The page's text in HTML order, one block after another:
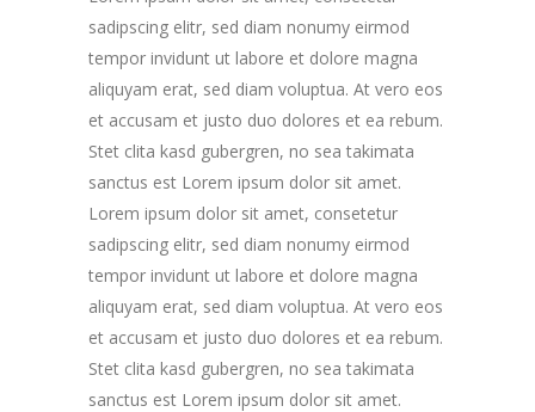
sadipscing elitr, sed diam nonumy eirmod
tempor invidunt ut labore et dolore magna
aliquyam erat, sed diam voluptua. At vero eos
et accusam et justo duo dolores et ea rebum.
Stet clita kasd gubergren, no sea takimata
sanctus est Lorem ipsum dolor sit amet.
Lorem ipsum dolor sit amet, consetetur
sadipscing elitr, sed diam nonumy eirmod
tempor invidunt ut labore et dolore magna
aliquyam erat, sed diam voluptua. At vero eos
et accusam et justo duo dolores et ea rebum.
Stet clita kasd gubergren, no sea takimata
sanctus est Lorem ipsum dolor sit amet.